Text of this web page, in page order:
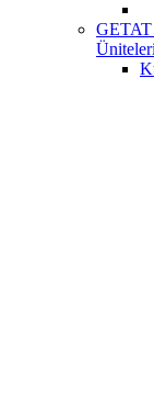
GETAT
Üniteleri